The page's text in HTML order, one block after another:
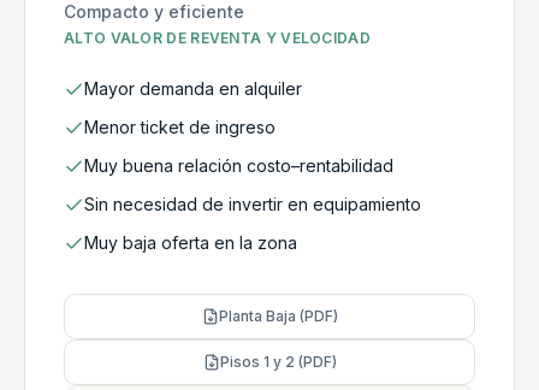
Compacto y eficiente
ALTO VALOR DE REVENTA Y VELOCIDAD
Mayor demanda en alquiler
Menor ticket de ingreso
Muy buena relación costo–rentabilidad
Sin necesidad de invertir en equipamiento
Muy baja oferta en la zona
Planta Baja (PDF)
Pisos 1 y 2 (PDF)